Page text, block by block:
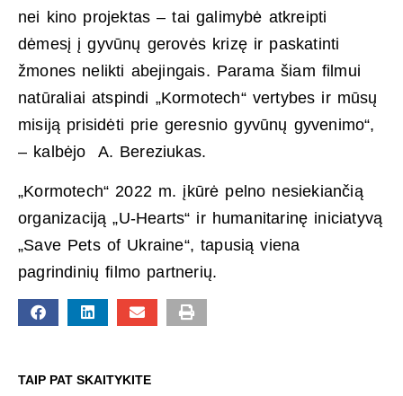
nei kino projektas – tai galimybė atkreipti
dėmesį į gyvūnų gerovės krizę ir paskatinti
žmones nelikti abejingais. Parama šiam filmui
natūraliai atspindi „Kormotech“ vertybes ir mūsų
misiją prisidėti prie geresnio gyvūnų gyvenimo“,
– kalbėjo A. Bereziukas.
„Kormotech“ 2022 m. įkūrė pelno nesiekiančią
organizaciją „U-Hearts“ ir humanitarinę iniciatyvą
„Save Pets of Ukraine“, tapusią viena
pagrindinių filmo partnerių.
TAIP PAT SKAITYKITE